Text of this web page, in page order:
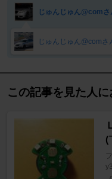
じゅんじゅん@comさ
じゅんじゅん@comさ
この記事を見た人
(